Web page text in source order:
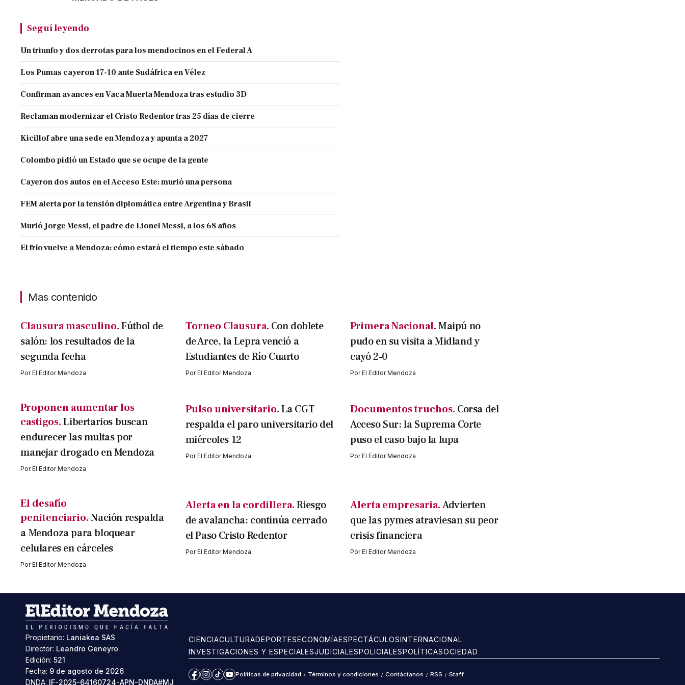
Seguí leyendo
Un triunfo y dos derrotas para los mendocinos en el Federal A
Los Pumas cayeron 17-10 ante Sudáfrica en Vélez
Confirman avances en Vaca Muerta Mendoza tras estudio 3D
Reclaman modernizar el Cristo Redentor tras 25 días de cierre
Kicillof abre una sede en Mendoza y apunta a 2027
Colombo pidió un Estado que se ocupe de la gente
Cayeron dos autos en el Acceso Este: murió una persona
FEM alerta por la tensión diplomática entre Argentina y Brasil
Murió Jorge Messi, el padre de Lionel Messi, a los 68 años
El frío vuelve a Mendoza: cómo estará el tiempo este sábado
Mas contenido
Clausura masculino. Fútbol de
salón: los resultados de la
segunda fecha
PorEl Editor Mendoza
Torneo Clausura. Con doblete
de Arce, la Lepra venció a
Estudiantes de Río Cuarto
PorEl Editor Mendoza
Primera Nacional.Maipú no
pudo en su visita a Midland y
cayó 2-0
PorEl Editor Mendoza
Proponen aumentar los
castigos. Libertarios buscan
endurecer las multas por
manejar drogado en Mendoza
PorEl Editor Mendoza
Pulso universitario.La CGT
respalda el paro universitario del
miércoles 12
PorEl Editor Mendoza
Documentos truchos. Corsa del
Acceso Sur: la Suprema Corte
puso el caso bajo la lupa
PorEl Editor Mendoza
El desafío
penitenciario. Nación respalda
a Mendoza para bloquear
celulares en cárceles
PorEl Editor Mendoza
Alerta en la cordillera.Riesgo
de avalancha: continúa cerrado
el Paso Cristo Redentor
PorEl Editor Mendoza
Alerta empresaria.Advierten
que las pymes atraviesan su peor
crisis financiera
PorEl Editor Mendoza
Propietario: Laniakea SAS
Director: Leandro Geneyro
Edición: 521
Fecha: 9 de agosto de 2026
DNDA: IF-2025-64160724-APN-DNDA#MJ
CIENCIACULTURADEPORTESECONOMÍAESPECTÁCULOSINTERNACIONAL
INVESTIGACIONES Y ESPECIALESJUDICIALESPOLICIALESPOLÍTICASOCIEDAD
Facebook
Instagram
TikTokYouTube
Políticas de privacidad / Términos y condiciones / Contáctanos / RSS / Staff